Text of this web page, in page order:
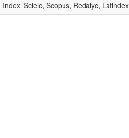
Scielo, Scopus, Redalyc, Latindex